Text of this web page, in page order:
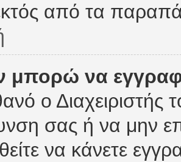
από τα
μπορώ να
ο
σας ή να μην
να κάνετε